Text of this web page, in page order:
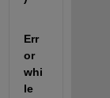
Err
or
whi
le